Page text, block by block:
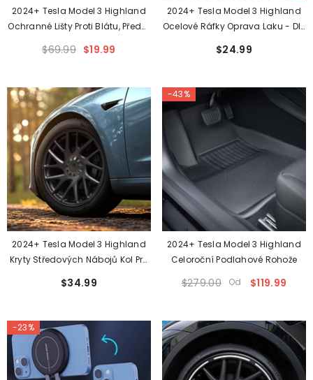
2024+ Tesla Model 3 Highland
Ochranné Lišty Proti Blátu, Přední
Vrtání (4 Ks)
$69.99 $19.99
2024+ Tesla Model 3 Highland
Ocelové Ráfky Oprava Laku - DIY
Obrubníku S Lakem Na Opravu V
$24.99
2024+ Tesla Model 3 Highland
Kryty Středových Nábojů Kol Pro
$34.99
-43%
2024+ Tesla Model 3 Highland
Celoroční Podlahové Rohože
$279.00 Od $119.99
-23%